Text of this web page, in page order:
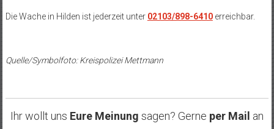
Die Wache in Hilden ist jederzeit unter 02103/898-6410erreichbar.
Quelle/Symbolfoto: Kreispolizei Mettmann
Ihr wollt uns Eure Meinung sagen? Gerne per Mail an